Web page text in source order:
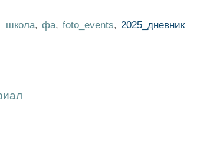
школа, фа, foto_events, 2025_дневник